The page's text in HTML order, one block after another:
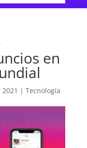
en
2021 | Tecnología